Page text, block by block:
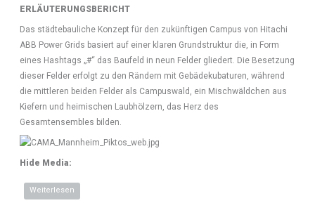
ERLÄUTERUNGSBERICHT
Das städtebauliche Konzept für den zukünftigen Campus von Hitachi
ABB Power Grids basiert auf einer klaren Grundstruktur die, in Form
eines Hashtags „#“ das Baufeld in neun Felder gliedert. Die Besetzung
dieser Felder erfolgt zu den Rändern mit Gebädekubaturen, während
die mittleren beiden Felder als Campuswald, ein Mischwäldchen aus
Kiefern und heimischen Laubhölzern, das Herz des
Gesamtensembles bilden.
Hide Media:
Weiterlesen